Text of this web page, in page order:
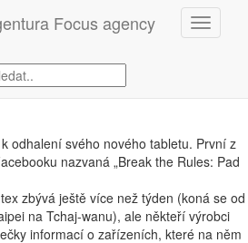
nový tablet od
odhalení svého nového tabletu. První z
nazvaná „Break the Rules: Pad
zbývá ještě více než týden (koná se od
na Tchaj-wanu), ale někteří výrobci
informací o zařízeních, které na něm